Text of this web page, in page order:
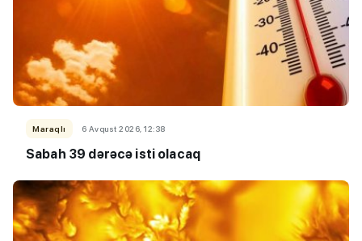
Maraqlı 6 Avqust 2026, 12:38
Sabah 39 dərəcə isti olacaq